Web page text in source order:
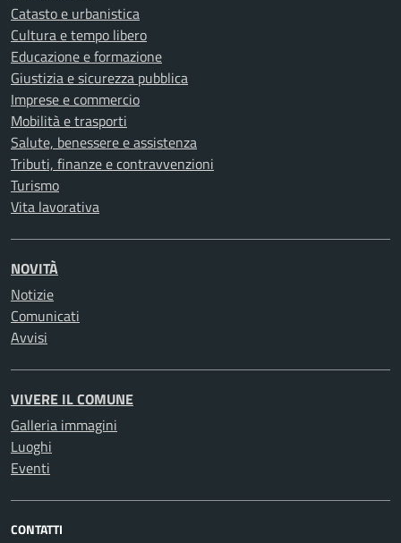
Catasto e urbanistica
Cultura e tempo libero
Educazione e formazione
Giustizia e sicurezza pubblica
Imprese e commercio
Mobilità e trasporti
Salute, benessere e assistenza
Tributi, finanze e contravvenzioni
Turismo
Vita lavorativa
NOVITÀ
Notizie
Comunicati
Avvisi
VIVERE IL COMUNE
Galleria immagini
Luoghi
Eventi
CONTATTI